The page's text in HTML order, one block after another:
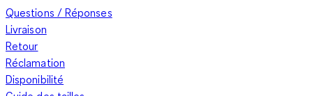
Questions / Réponses
Livraison
Retour
Réclamation
Disponibilité